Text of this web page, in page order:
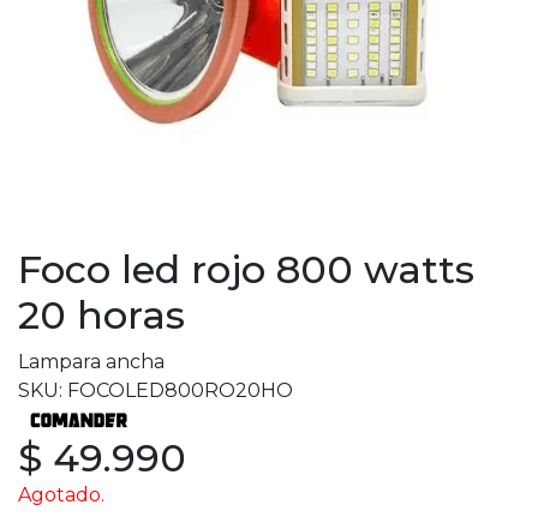
Foco led rojo 800 watts
20 horas
Lampara ancha
SKU: FOCOLED800RO20HO
$ 49.990
Agotado.